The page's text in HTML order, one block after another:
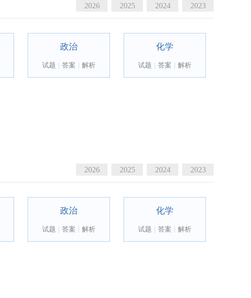
2026 2025 2024 2023
政治
试题 答案 解析
化学
试题 答案 解析
2026 2025 2024 2023
政治
试题 答案 解析
化学
试题 答案 解析